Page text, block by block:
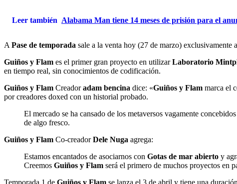
Leer también Alabama Man tiene 14 meses de prisión para el
A Pase de temporada sale a la venta hoy (27 de marzo) exclusivamente
Guiños y Flam es el primer gran proyecto en utilizarLaboratorio
en tiempo real, sin conocimientos de codificación.
Guiños y Flam Creadoradam bencina dice: «Guiños y Flam marca el
por creadores doxed con un historial probado.
El mercado se ha cansado de los metaversos vagamente
de algo fresco.
Guiños y Flam Co-creadorDele Nuga agrega:
Estamos encantados de asociarnos con Gotas de mar abierto y
Creemos Guiños y Flam será el primero de muchos proyectos en
Temporada 1 de Guiños y Flam se lanza el 3 de abril y tiene una